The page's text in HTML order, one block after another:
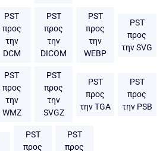
PST
προς
την
DCM
PST
προς
την
DICOM
PST
προς
την
WEBP
PST
προς
την SVG
PST
προς
την
WMZ
PST
προς
την
SVGZ
PST
προς
την TGA
PST
προς
την PSB
PST
προς
PST
προς